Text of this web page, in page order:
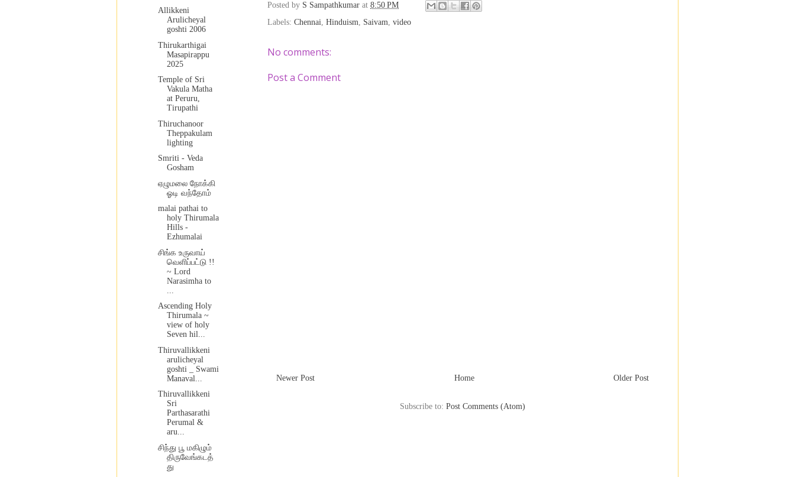
Posted by S Sampathkumar at 8:50 PM
Labels: Chennai, Hinduism, Saivam, video
No comments:
Post a Comment
Newer Post Older Post
Home
Subscribe to: Post Comments (Atom)
Allikkeni
Arulicheyal
goshti 2006
Thirukarthigai
Masapirappu
2025
Temple of Sri
Vakula Matha
at Peruru,
Tirupathi
Thiruchanoor
Theppakulam
lighting
Smriti - Veda
Gosham
ஏழுமலை நோக்கி
ஓடி வந்தோம்
malai pathai to
holy Thirumala
Hills -
Ezhumalai
சிங்க உருவாய்
வெளிப்பட்டு !!
~ Lord
Narasimha to
Ascending Holy
Thirumala ~
view of holy
Seven hil...
Thiruvallikkeni
arulicheyal
goshti _ Swami
Manaval...
Thiruvallikkeni
Sri
Parthasarathi
Perumal &
aru...
சிந்து பூ மகிழும்
திருவேங்கடத்
து